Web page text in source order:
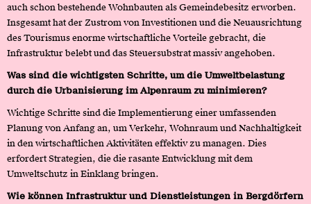
auch schon bestehende Wohnbauten als Gemeindebesitz erworben.
Insgesamt hat der Zustrom von Investitionen und die Neuausrichtung
des Tourismus enorme wirtschaftliche Vorteile gebracht, die
Infrastruktur belebt und das Steuersubstrat massiv angehoben.
Was sind die wichtigsten Schritte, um die Umweltbelastung
durch die Urbanisierung im Alpenraum zu minimieren?
Wichtige Schritte sind die Implementierung einer umfassenden
Planung von Anfang an, um Verkehr, Wohnraum und Nachhaltigkeit
in den wirtschaftlichen Aktivitäten effektiv zu managen. Dies
erfordert Strategien, die die rasante Entwicklung mit dem
Umweltschutz in Einklang bringen.
Wie können Infrastruktur und Dienstleistungen in Bergdörfern